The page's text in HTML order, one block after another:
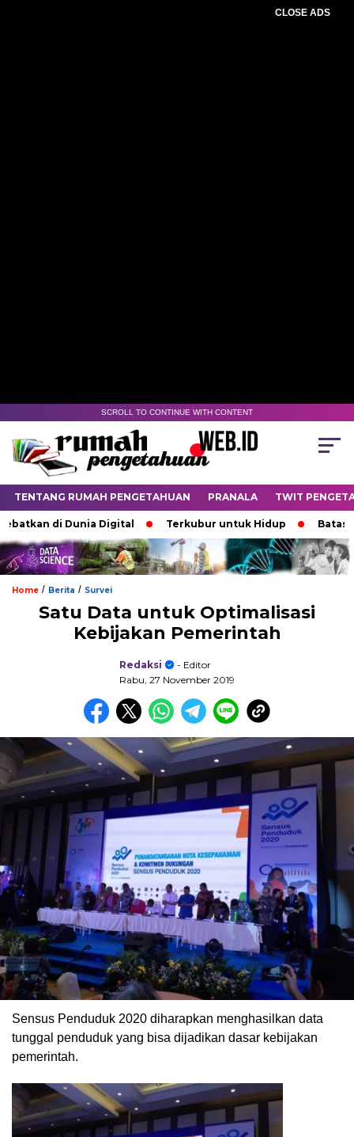
CLOSE ADS
SCROLL TO CONTINUE WITH CONTENT
TENTANG RUMAH PENGETAHUAN PRANALA TWIT
di Dunia Digital Terkubur untuk Hidup Batas yang
Home / Berita / Survei
Satu Data untuk Optimalisasi
Kebijakan Pemerintah
Redaksi
- Editor
Rabu, 27 November 2019
Sensus Penduduk 2020 diharapkan menghasilkan data
tunggal penduduk yang bisa dijadikan dasar kebijakan
pemerintah.